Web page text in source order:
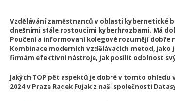
Vzdělávání zaměstnanců v oblasti kybernetické
dnešními stále rostoucími kyberhrozbami. Má
Poučení a informovaní kolegové rozumějí dobře
Kombinace moderních vzdělávacích metod,
firmám efektivní nástroje, jak posílit odolnost
Jakých TOP pět aspektů je dobré v tomto
2024 v Praze Radek Fujak z naší společnosti